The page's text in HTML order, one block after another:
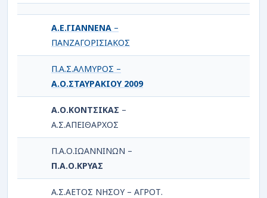
Α.Ε.ΓΙΑΝΝΕΝΑ –
ΠΑΝΖΑΓΟΡΙΣΙΑΚΟΣ
Π.Α.Σ.ΑΛΜΥΡΟΣ –
Α.Ο.ΣΤΑΥΡΑΚΙΟΥ 2009
Α.Ο.ΚΟΝΤΣΙΚΑΣ –
Α.Σ.ΑΠΕΙΘΑΡΧΟΣ
Π.Α.Ο.ΙΩΑΝΝΙΝΩΝ –
Π.Α.Ο.ΚΡΥΑΣ
Α.Σ.ΑΕΤΟΣ ΝΗΣΟΥ – ΑΓΡΟΤ.